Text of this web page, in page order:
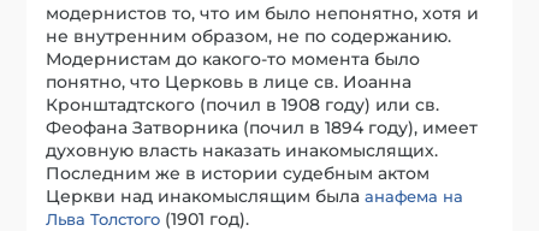
модернистов то, что им было непонятно, хотя и
не внутренним образом, не по содержанию.
Модернистам до какого-то момента было
понятно, что Церковь в лице св. Иоанна
Кронштадтского (почил в 1908 году) или св.
Феофана Затворника (почил в 1894 году), имеет
духовную власть наказать инакомыслящих.
Последним же в истории судебным актом
Церкви над инакомыслящим былаанафема на
Льва Толстого (1901 год).